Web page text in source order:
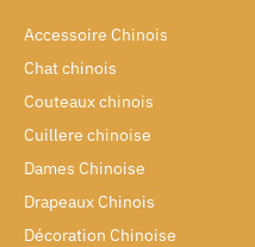
Accessoire Chinois
Chat chinois
Couteaux chinois
Cuillere chinoise
Dames Chinoise
Drapeaux Chinois
Décoration Chinoise